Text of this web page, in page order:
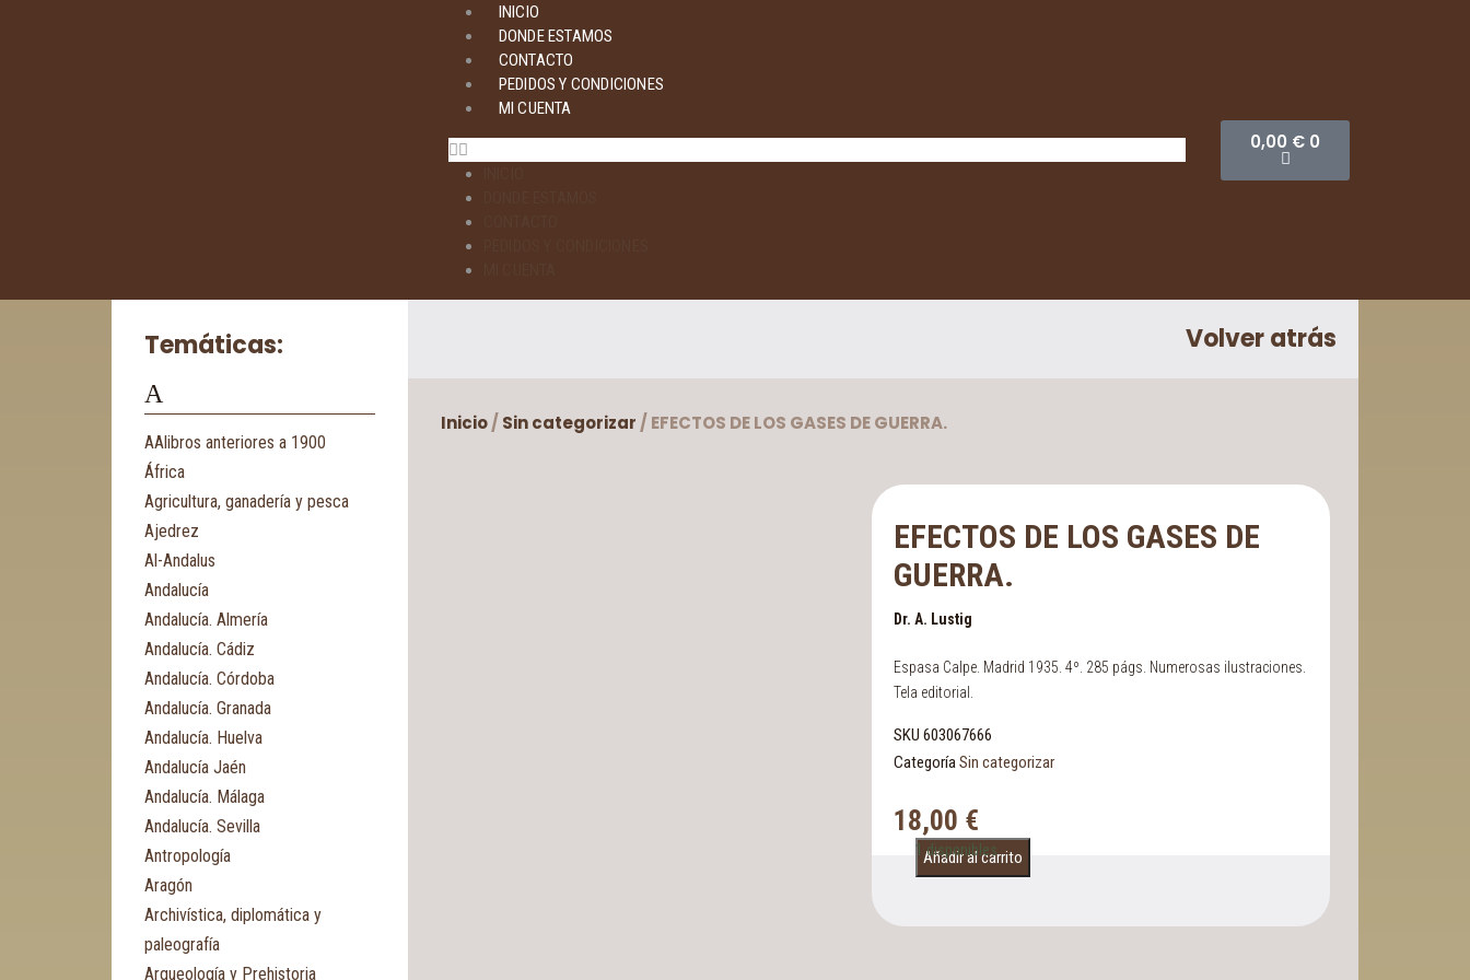
INICIO
DONDE ESTAMOS
CONTACTO
PEDIDOS Y CONDICIONES
MI CUENTA
0,00 € 0
Temáticas:
A
AAlibros anteriores a 1900
África
Agricultura, ganadería y pesca
Ajedrez
Al-Andalus
Andalucía
Andalucía. Almería
Andalucía. Cádiz
Andalucía. Córdoba
Andalucía. Granada
Andalucía. Huelva
Andalucía Jaén
Andalucía. Málaga
Andalucía. Sevilla
Antropología
Aragón
Archivística, diplomática y
paleografía
Arqueología y Prehistoria
Volver atrás
Inicio/ Sin categorizar / EFECTOS DE LOS GASES DE GUERRA.
EFECTOS DE LOS GASES DE
GUERRA.
Dr. A. Lustig
Espasa Calpe. Madrid 1935. 4º. 285 págs. Numerosas ilustraciones.
Tela editorial.
SKU 603067666
CategoríaSin categorizar
18,00 €
1 disponibles
Añadir al carrito